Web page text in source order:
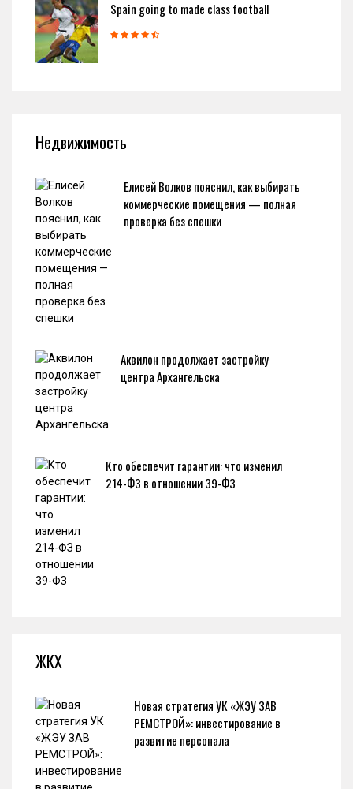
Spain going to made class football
Недвижимость
Елисей Волков пояснил, как выбирать
коммерческие помещения — полная
проверка без спешки
Аквилон продолжает застройку
центра Архангельска
Кто обеспечит гарантии: что изменил
214-ФЗ в отношении 39-ФЗ
ЖКХ
Новая стратегия УК «ЖЭУ ЗАВ
РЕМСТРОЙ»: инвестирование в
развитие персонала